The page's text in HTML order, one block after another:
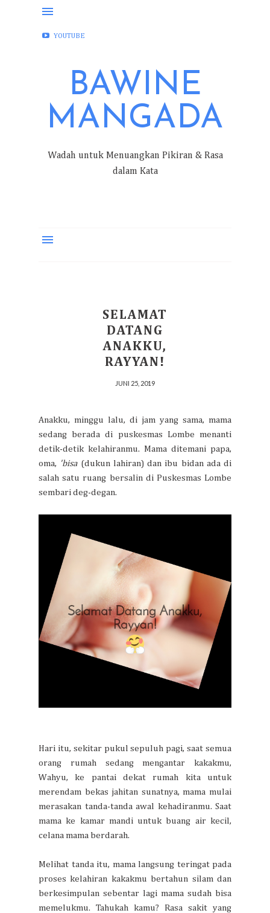
FACEBOOK
YOUTUBE
BAWINE
MANGADA
Wadah untuk Menuangkan Pikiran & Rasa
dalam Kata
SELAMAT
DATANG
ANAKKU,
RAYYAN!
JUNI 25, 2019
Anakku, minggu lalu, di jam yang sama, mama
sedang berada di puskesmas Lombe menanti
detik-detik kelahiranmu. Mama ditemani papa,
oma, 'bisa(dukun lahiran) dan ibu bidan ada di
salah satu ruang bersalin di Puskesmas Lombe
sembari deg-degan.
Hari itu, sekitar pukul sepuluh pagi, saat semua
orang rumah sedang mengantar kakakmu,
Wahyu, ke pantai dekat rumah kita untuk
merendam bekas jahitan sunatnya, mama mulai
merasakan tanda-tanda awal kehadiranmu. Saat
mama ke kamar mandi untuk buang air kecil,
celana mama berdarah.
Melihat tanda itu, mama langsung teringat pada
proses kelahiran kakakmu bertahun silam dan
berkesimpulan sebentar lagi mama sudah bisa
memelukmu. Tahukah kamu? Rasa sakit yang